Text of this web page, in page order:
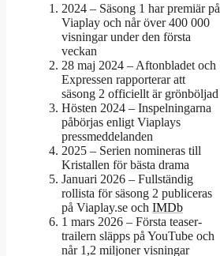
2024 – Säsong 1 har premiär på
Viaplay och når över 400 000
visningar under den första
veckan
28 maj 2024 – Aftonbladet och
Expressen rapporterar att
säsong 2 officiellt är grönböljad
Hösten 2024 – Inspelningarna
påbörjas enligt Viaplays
pressmeddelanden
2025 – Serien nomineras till
Kristallen för bästa drama
Januari 2026 – Fullständig
rollista för säsong 2 publiceras
på Viaplay.se och IMDb
1 mars 2026 – Första teaser-
trailern släpps på YouTube och
når 1,2 miljoner visningar